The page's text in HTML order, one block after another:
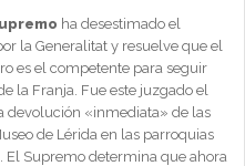
ha desestimado el
la Generalitat y resuelve que el
es el competente para seguir
la Franja. Fue este juzgado el
devolución «inmediata» de las
de Lérida en las parroquias
El Supremo determina que ahora